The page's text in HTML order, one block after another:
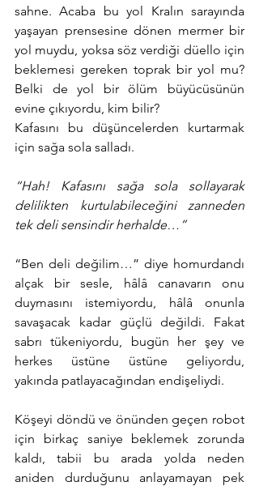
sahne. Acaba bu yol Kralın sarayında
yaşayan prensesine dönen mermer bir
yol muydu, yoksa söz verdiği düello için
beklemesi gereken toprak bir yol mu?
Belki de yol bir ölüm büyücüsünün
evine çıkıyordu, kim bilir?
Kafasını bu düşüncelerden kurtarmak
için sağa sola salladı.
“Hah! Kafasını sağa sola sollayarak
delilikten kurtulabileceğini zanneden
tek deli sensindir herhalde…”
“Ben deli değilim…” diye homurdandı
alçak bir sesle, hâlâ canavarın onu
duymasını istemiyordu, hâlâ onunla
savaşacak kadar güçlü değildi. Fakat
sabrı tükeniyordu, bugün her şey ve
herkes üstüne üstüne geliyordu,
yakında patlayacağından endişeliydi.
Köşeyi döndü ve önünden geçen robot
için birkaç saniye beklemek zorunda
kaldı, tabii bu arada yolda neden
aniden durduğunu anlayamayan pek